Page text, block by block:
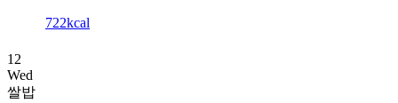
722kcal
12
Wed
쌀밥